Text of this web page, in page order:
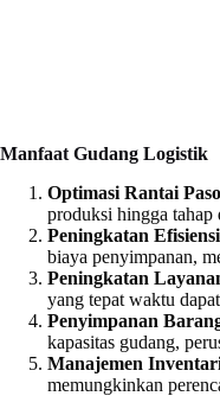
Manfaat Gudang Logistik
Optimasi Rantai
produksi hingga tahap
Peningkatan
biaya penyimpanan,
Peningkatan
yang tepat waktu
Penyimpanan
kapasitas gudang,
Manajemen
memungkinkan